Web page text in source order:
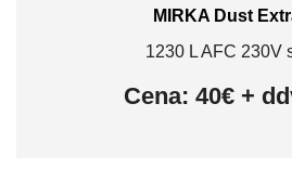
MIRKA Dust
1230 L AFC 230V
Cena: 40€ +